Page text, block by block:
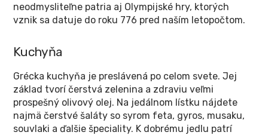
neodmysliteľne patria aj Olympijské hry, ktorých
vznik sa datuje do roku 776 pred naším letopočtom.
Kuchyňa
Grécka kuchyňa je preslávená po celom svete. Jej
základ tvorí čerstvá zelenina a zdraviu veľmi
prospešný olivový olej. Na jedálnom lístku nájdete
najmä čerstvé šaláty so syrom feta, gyros, musaku,
souvlaki a ďalšie špeciality. K dobrému jedlu patrí